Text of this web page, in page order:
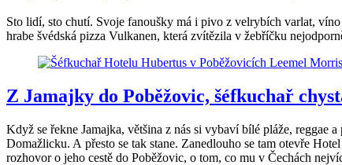
Sto lidí, sto chutí. Svoje fanoušky má i pivo z velrybích varlat,
hrabe švédská pizza Vulkanen, která zvítězila v žebříčku
Z Jamajky do Poběžovic, šéfkuchař
Když se řekne Jamajka, většina z nás si vybaví bílé pláže,
Domažlicku. A přesto se tak stane. Zanedlouho se tam otevře
rozhovor o jeho cestě do Poběžovic, o tom, co mu v Čechách